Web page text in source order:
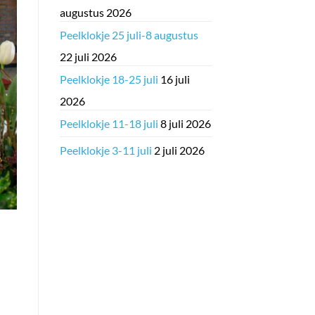
augustus 2026
Peelklokje 25 juli-8 augustus
22 juli 2026
Peelklokje 18-25 juli 16 juli
2026
Peelklokje 11-18 juli 8 juli 2026
Peelklokje 3-11 juli 2 juli 2026